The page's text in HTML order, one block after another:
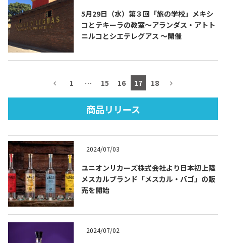
TEQUILA JOURNAL
テキーラとは
テキーラマーケット
テキーラの飲み方
メキシコ料理 メキシコ旅行
メキシコの記念日
イベント一覧
テキーラ・メスカルが 飲めるバー
＆レストラン
5月29日（水）第３回「旅の学校」メキシ
コとテキーラの教室〜アランダス・アトト
ニルコとシエテレグアス 〜開催
1 … 15 16 17 18
商品リリース
2024/07/03
ユニオンリカーズ株式会社より日本初上陸
メスカルブランド「メスカル・バゴ」の販
売を開始
2024/07/02